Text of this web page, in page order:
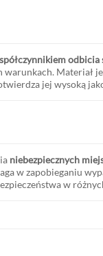
odbicia
Materiał
jej wysoką
niebezpiecznych
w zapobieganiu
w